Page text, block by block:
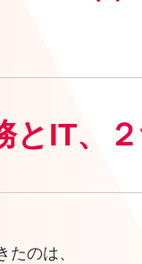
とIT、
のは、